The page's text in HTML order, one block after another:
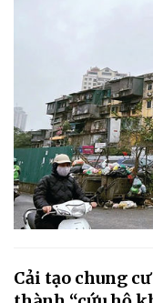
Cải tạo chung